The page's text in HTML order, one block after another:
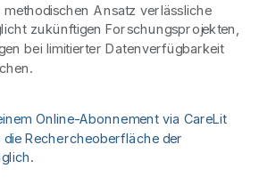
Ansatz verlässliche
zukünftigen Forschungsprojekten,
bei limitierter Datenverfügbarkeit
Online-Abonnement via CareLit
Rechercheoberfläche der